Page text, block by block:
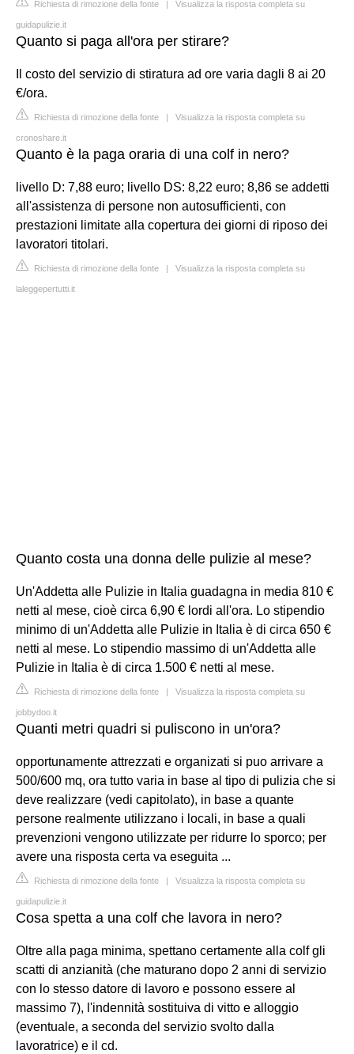
Richiesta di rimozione della fonte | Visualizza la risposta completa su
guidapulizie.it
Quanto si paga all'ora per stirare?
Il costo del servizio di stiratura ad ore varia dagli 8 ai 20
€/ora.
Richiesta di rimozione della fonte | Visualizza la risposta completa su
cronoshare.it
Quanto è la paga oraria di una colf in nero?
livello D: 7,88 euro; livello DS: 8,22 euro; 8,86 se addetti
all'assistenza di persone non autosufficienti, con
prestazioni limitate alla copertura dei giorni di riposo dei
lavoratori titolari.
Richiesta di rimozione della fonte | Visualizza la risposta completa su
laleggepertutti.it
Quanto costa una donna delle pulizie al mese?
Un'Addetta alle Pulizie in Italia guadagna in media 810 €
netti al mese, cioè circa 6,90 € lordi all'ora. Lo stipendio
minimo di un'Addetta alle Pulizie in Italia è di circa 650 €
netti al mese. Lo stipendio massimo di un'Addetta alle
Pulizie in Italia è di circa 1.500 € netti al mese.
Richiesta di rimozione della fonte | Visualizza la risposta completa su
jobbydoo.it
Quanti metri quadri si puliscono in un'ora?
opportunamente attrezzati e organizati si puo arrivare a
500/600 mq, ora tutto varia in base al tipo di pulizia che si
deve realizzare (vedi capitolato), in base a quante
persone realmente utilizzano i locali, in base a quali
prevenzioni vengono utilizzate per ridurre lo sporco; per
avere una risposta certa va eseguita ...
Richiesta di rimozione della fonte | Visualizza la risposta completa su
guidapulizie.it
Cosa spetta a una colf che lavora in nero?
Oltre alla paga minima, spettano certamente alla colf gli
scatti di anzianità (che maturano dopo 2 anni di servizio
con lo stesso datore di lavoro e possono essere al
massimo 7), l'indennità sostituiva di vitto e alloggio
(eventuale, a seconda del servizio svolto dalla
lavoratrice) e il cd.